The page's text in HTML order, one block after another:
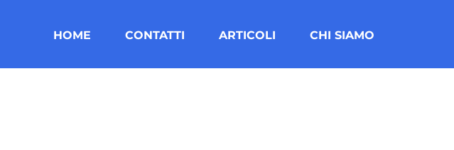
HOME CONTATTI ARTICOLI CHI SIAMO